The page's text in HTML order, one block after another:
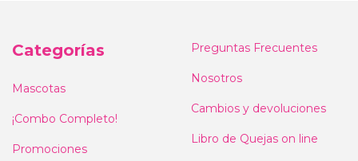
Categorías
Mascotas
¡Combo Completo!
Promociones
Preguntas Frecuentes
Nosotros
Cambios y devoluciones
Libro de Quejas on line